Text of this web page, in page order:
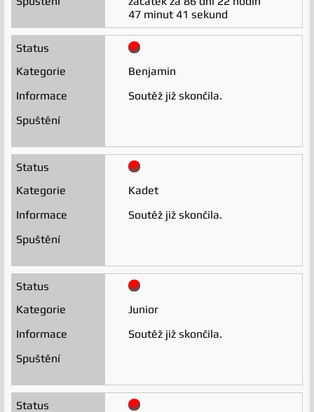
47 minut 41 sekund
Benjamin
Soutěž již skončila.
Kadet
Soutěž již skončila.
Junior
Soutěž již skončila.